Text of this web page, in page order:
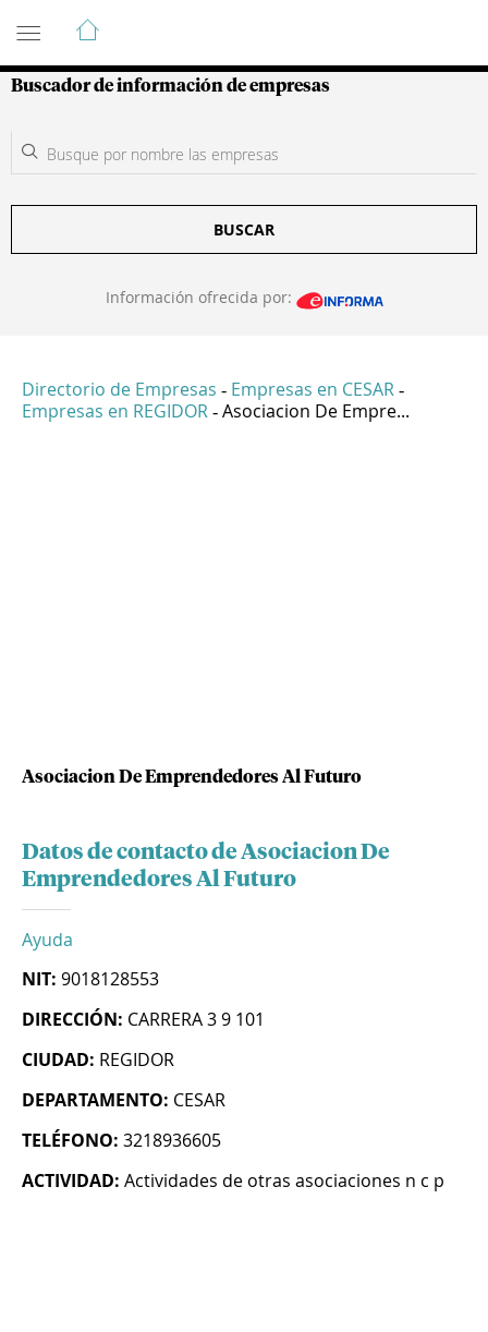
Guía de Empresas Colombianas
Buscador de información de empresas
BUSCAR
Información ofrecida por:
Directorio de Empresas - Empresas en CESAR -
Empresas en REGIDOR - Asociacion De Empre...
Asociacion De Emprendedores Al Futuro
Datos de contacto de Asociacion De
Emprendedores Al Futuro
Ayuda
NIT: 9018128553
DIRECCIÓN: CARRERA 3 9 101
CIUDAD: REGIDOR
DEPARTAMENTO: CESAR
TELÉFONO: 3218936605
ACTIVIDAD: Actividades de otras asociaciones n c p